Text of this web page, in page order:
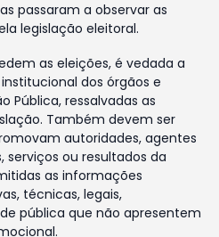
passaram a observar as
legislação eleitoral.
as eleições, é vedada a
dos órgãos e
Pública, ressalvadas as
Também devem ser
autoridades, agentes
serviços ou resultados da
as informações
técnicas, legais,
pública que não apresentem